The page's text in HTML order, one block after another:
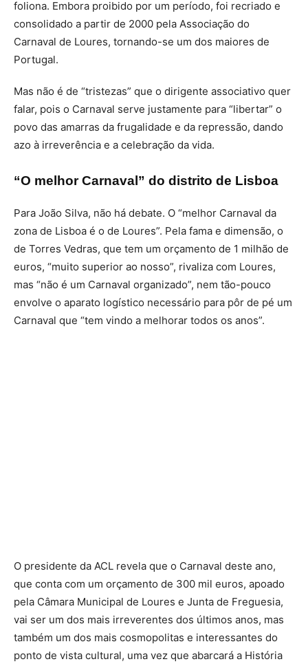
foliona. Embora proibido por um período, foi recriado e
consolidado a partir de 2000 pela Associação do
Carnaval de Loures, tornando-se um dos maiores de
Portugal.
Mas não é de “tristezas” que o dirigente associativo quer
falar, pois o Carnaval serve justamente para “libertar” o
povo das amarras da frugalidade e da repressão, dando
azo à irreverência e a celebração da vida.
“O melhor Carnaval” do distrito de Lisboa
Para João Silva, não há debate. O “melhor Carnaval da
zona de Lisboa é o de Loures”. Pela fama e dimensão, o
de Torres Vedras, que tem um orçamento de 1 milhão de
euros, “muito superior ao nosso”, rivaliza com Loures,
mas “não é um Carnaval organizado”, nem tão-pouco
envolve o aparato logístico necessário para pôr de pé um
Carnaval que “tem vindo a melhorar todos os anos”.
O presidente da ACL revela que o Carnaval deste ano,
que conta com um orçamento de 300 mil euros, apoado
pela Câmara Municipal de Loures e Junta de Freguesia,
vai ser um dos mais irreverentes dos últimos anos, mas
também um dos mais cosmopolitas e interessantes do
ponto de vista cultural, uma vez que abarcará a História